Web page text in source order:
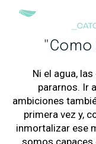
Ni el agua,
pararnos. Ir
ambiciones
primera vez y,
inmortalizar ese
somos capaces